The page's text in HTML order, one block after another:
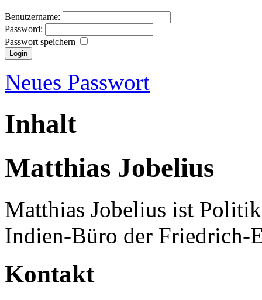
Benutzername:
Password:
Passwort speichern
Neues Passwort
Inhalt
Matthias Jobelius
Matthias Jobelius ist
Indien-Büro der
Kontakt